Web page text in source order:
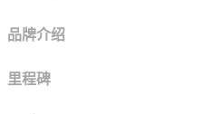
品牌介绍
里程碑